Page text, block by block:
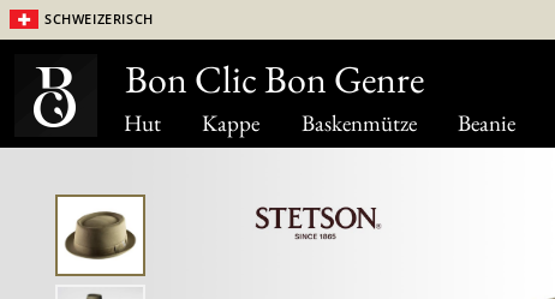
Hut Kappe Baskenmütze Beanie
Schweizerisch
Bon Clic Bon Genre